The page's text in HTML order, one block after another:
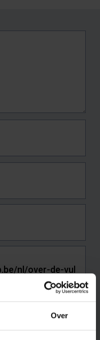
Over
waar je de fout zag.